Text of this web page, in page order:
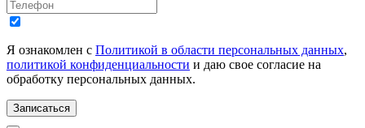
Я ознакомлен с Политикой в области персональных данных,
политикой конфиденциальности и даю свое согласие на
обработку персональных данных.
Записаться